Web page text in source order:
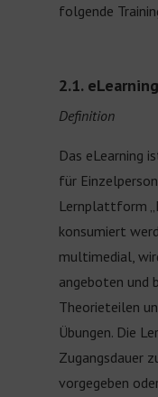
folgende
2.1. eLearning
Definition
Das eLearning
für
Lernplattform
konsumiert
multimedial,
angeboten und
Theorieteilen
Übungen. Die
Zugangsdauer
vorgegeben